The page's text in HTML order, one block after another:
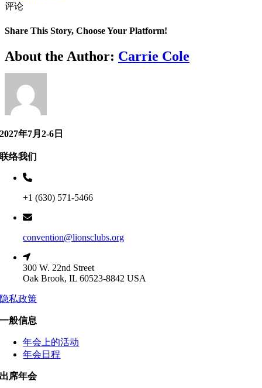
评论
Share This Story, Choose Your Platform!
Facebook
X
Reddit
LinkedIn
WhatsApp
Telegram
Tumblr
Pinterest
Vk
Xing
Email
About the Author: Carrie Cole
2027年7月2-6日
联络我们
+1 (630) 571-5466
convention@lionsclubs.org
300 W. 22nd Street
Oak Brook, IL 60523-8842 USA
隐私政策
一般信息
年会上的活动
年会日程
出席年会